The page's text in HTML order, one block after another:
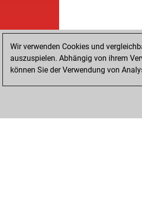
Wir verwenden Cookies und
auszuspielen. Abhängig von ihrem
können Sie der Verwendung von